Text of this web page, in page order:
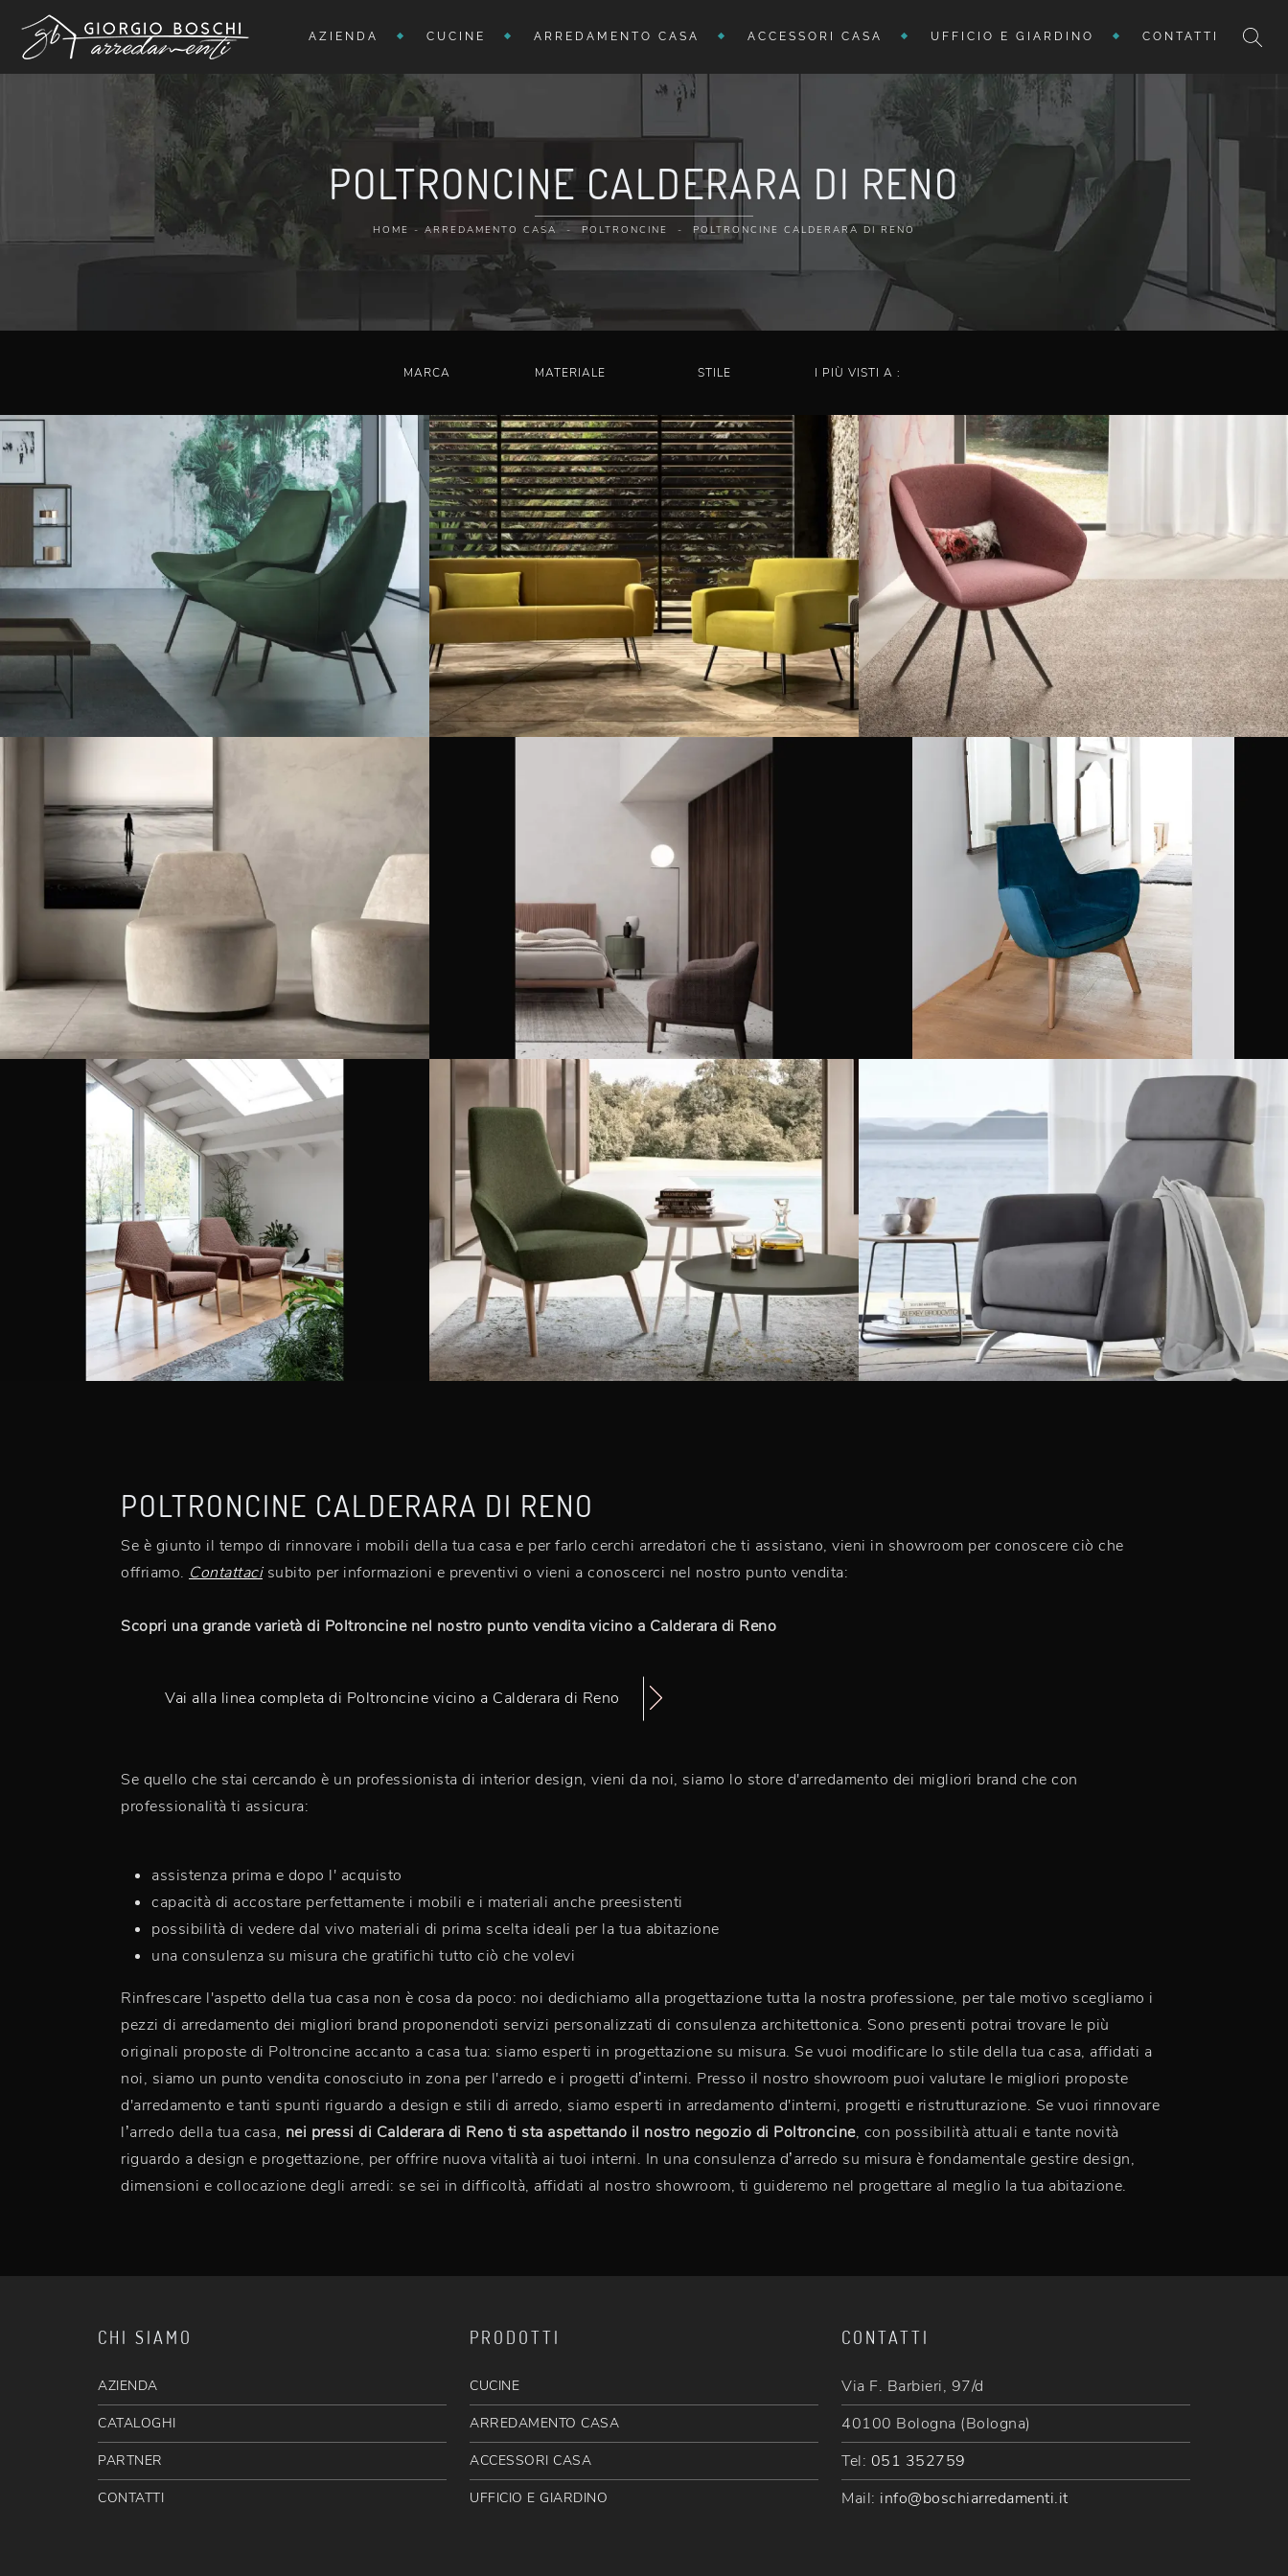
AZIENDA CUCINE ARREDAMENTO CASA ACCESSORI CASA UFFICIO E GIARDINO CONTATTI
POLTRONCINE CALDERARA DI RENO
HOME - ARREDAMENTO CASA - POLTRONCINE - POLTRONCINE CALDERARA DI RENO
MARCA MATERIALE STILE I PIÙ VISTI A :
POLTRONCINE CALDERARA DI RENO
Se è giunto il tempo di rinnovare i mobili della tua casa e per farlo cerchi arredatori che ti assistano, vieni in showroom per conoscere ciò che
offriamo. Contattacisubito per informazioni e preventivi o vieni a conoscerci nel nostro punto vendita:
Scopri una grande varietà di Poltroncine nel nostro punto vendita vicino a Calderara di Reno
Vai alla linea completa di Poltroncine vicino a Calderara di Reno
Se quello che stai cercando è un professionista di interior design, vieni da noi, siamo lo store d'arredamento dei migliori brand che con
professionalità ti assicura:
assistenza prima e dopo l' acquisto
capacità di accostare perfettamente i mobili e i materiali anche preesistenti
possibilità di vedere dal vivo materiali di prima scelta ideali per la tua abitazione
una consulenza su misura che gratifichi tutto ciò che volevi
Rinfrescare l'aspetto della tua casa non è cosa da poco: noi dedichiamo alla progettazione tutta la nostra professione, per tale motivo scegliamo i
pezzi di arredamento dei migliori brand proponendoti servizi personalizzati di consulenza architettonica. Sono presenti potrai trovare le più
originali proposte di Poltroncine accanto a casa tua: siamo esperti in progettazione su misura. Se vuoi modificare lo stile della tua casa, affidati a
noi, siamo un punto vendita conosciuto in zona per l'arredo e i progetti d’interni. Presso il nostro showroom puoi valutare le migliori proposte
d'arredamento e tanti spunti riguardo a design e stili di arredo, siamo esperti in arredamento d'interni, progetti e ristrutturazione. Se vuoi rinnovare
l’arredo della tua casa, nei pressi di Calderara di Reno ti sta aspettando il nostro negozio di Poltroncine, con possibilità attuali e tante novità
riguardo a design e progettazione, per offrire nuova vitalità ai tuoi interni. In una consulenza d’arredo su misura è fondamentale gestire design,
dimensioni e collocazione degli arredi: se sei in difficoltà, affidati al nostro showroom, ti guideremo nel progettare al meglio la tua abitazione.
CHI SIAMO
AZIENDA
CATALOGHI
PARTNER
CONTATTI
PRODOTTI
CUCINE
ARREDAMENTO CASA
ACCESSORI CASA
UFFICIO E GIARDINO
CONTATTI
Via F. Barbieri, 97/d
40100 Bologna (Bologna)
Tel: 051 352759
Mail: info@boschiarredamenti.it